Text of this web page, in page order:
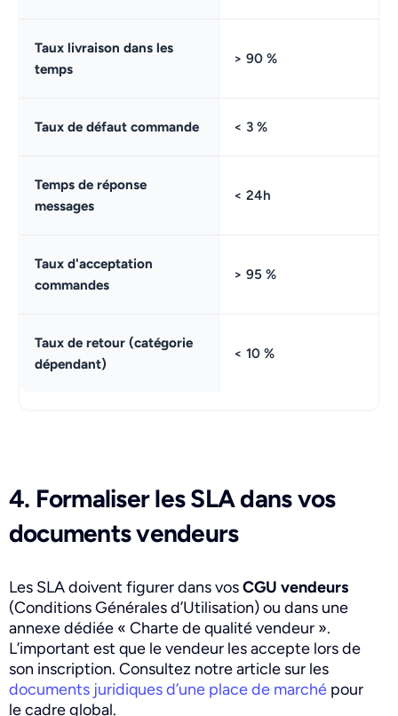
Taux livraison dans les
temps
> 90 %
Taux de défaut commande < 3 %
Temps de réponse
messages
< 24h
Taux d'acceptation
commandes
> 95 %
Taux de retour (catégorie
dépendant)
< 10 %
4. Formaliser les SLA dans vos
documents vendeurs
Les SLA doivent figurer dans vosCGU vendeurs
(Conditions Générales d’Utilisation) ou dans une
annexe dédiée « Charte de qualité vendeur ».
L’important est que le vendeur les accepte lors de
son inscription. Consultez notre article sur les
documents juridiques d’une place de marché pour
le cadre global.